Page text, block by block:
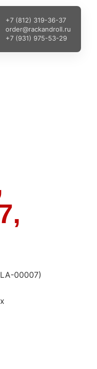
+7 (812) 319-36-37
order@rackandroll.ru
+7 (931) 975-53-29
00007)